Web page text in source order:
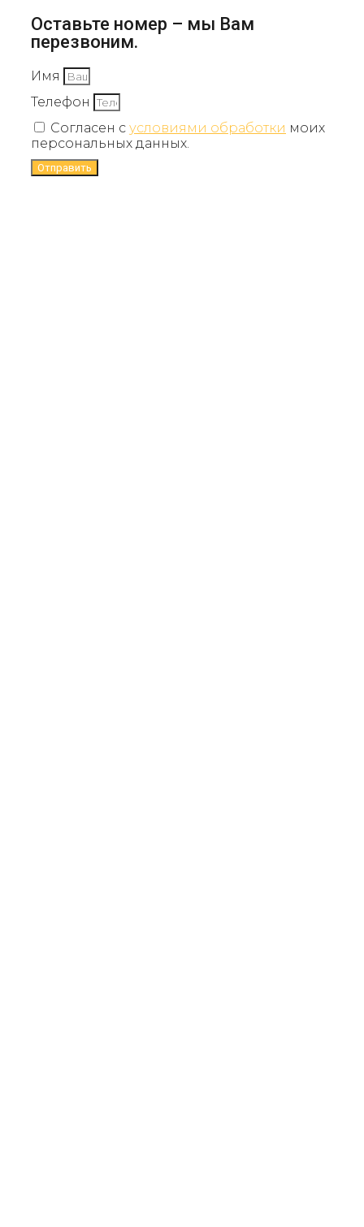
Оставьте номер – мы Вам
перезвоним.
Имя
Телефон
Согласен с условиями обработки моих
персональных данных.
Отправить